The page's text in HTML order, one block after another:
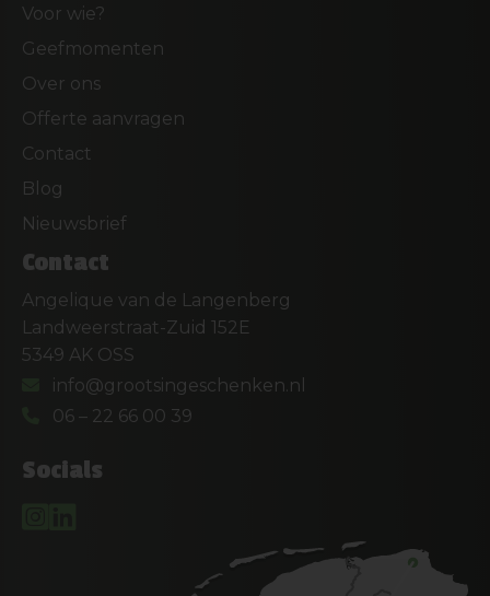
Voor wie?
Geefmomenten
Over ons
Offerte aanvragen
Contact
Blog
Nieuwsbrief
Contact
Angelique van de Langenberg
Landweerstraat-Zuid 152E
5349 AK OSS
info@grootsingeschenken.nl
06 – 22 66 00 39
Socials